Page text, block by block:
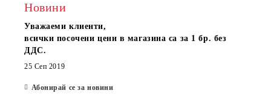
Новини
Уважаеми клиенти,
всички посочени цени в магазина са за 1 бр. без
ДДС.
25 Сеп 2019
Абонирай се за новини